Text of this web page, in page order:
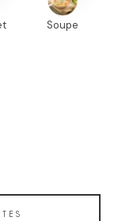
Soupe